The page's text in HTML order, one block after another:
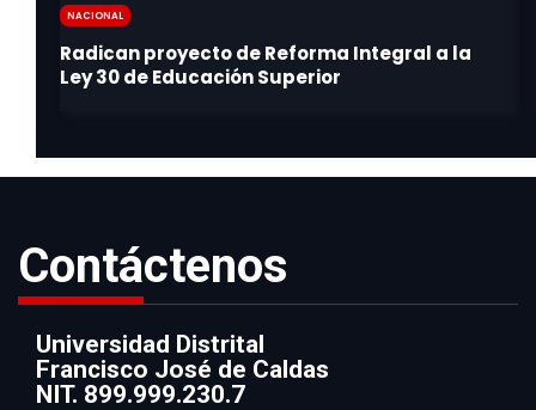
Nacional
Contáctenos
Información
Universidad Distrital
Francisco José de Caldas
NIT. 899.999.230.7